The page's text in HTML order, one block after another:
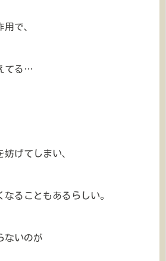
で、
てる…
げてしまい、
ることもあるらしい。
ないのが